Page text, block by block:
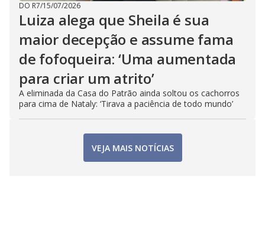
DO R7/15/07/2026
Luiza alega que Sheila é sua
maior decepção e assume fama
de fofoqueira: ‘Uma aumentada
para criar um atrito’
A eliminada da Casa do Patrão ainda soltou os cachorros
para cima de Nataly: ‘Tirava a paciência de todo mundo’
VEJA MAIS NOTÍCIAS